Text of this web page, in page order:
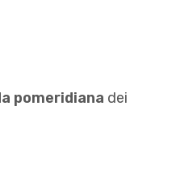
pomeridiana dei